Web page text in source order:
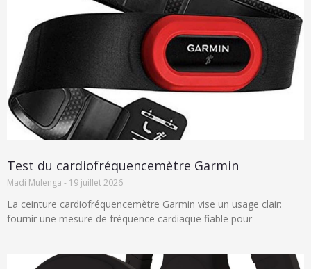
Test du cardiofréquencemètre Garmin
Madi Mulenga 19 juillet 2026
La ceinture cardiofréquencemètre Garmin vise un usage clair:
fournir une mesure de fréquence cardiaque fiable pour